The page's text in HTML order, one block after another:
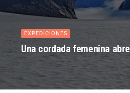
EXPEDICIONES
Una cordada femenina